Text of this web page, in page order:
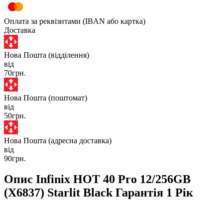
Оплата за реквізитами (IBAN або картка)
Доставка
Нова Пошта (відділення)
від
70грн.
Нова Пошта (поштомат)
від
50грн.
Нова Пошта (адресна доставка)
від
90грн.
Опис Infinix HOT 40 Pro 12/256GB
(X6837) Starlit Black Гарантія 1 Рік